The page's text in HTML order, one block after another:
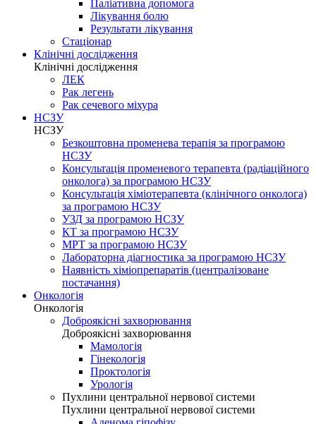
Паліативна допомога
Лікування болю
Результати лікування
Стаціонар
Клінічні дослідження
Клінічні дослідження
ЛЕК
Рак легень
Рак сечевого міхура
НСЗУ
НСЗУ
Безкоштовна променева терапія за програмою
НСЗУ
Консультація променевого терапевта (радіаційного
онколога) за програмою НСЗУ
Консультація хіміотерапевта (клінічного онколога)
за програмою НСЗУ
УЗД за програмою НСЗУ
КТ за програмою НСЗУ
МРТ за програмою НСЗУ
Лабораторна діагностика за програмою НСЗУ
Наявність хіміопрепаратів (централізоване
постачання)
Онкологія
Онкологія
Доброякісні захворювання
Доброякісні захворювання
Мамологія
Гінекологія
Проктологія
Урологія
Пухлини центральної нервової системи
Пухлини центральної нервової системи